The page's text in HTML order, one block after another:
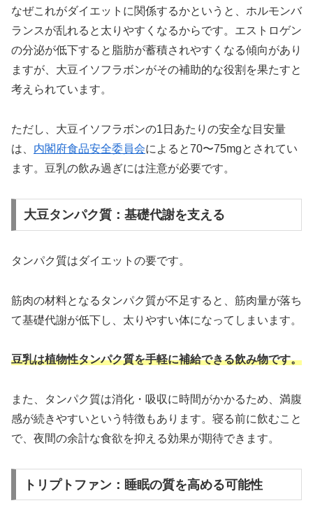
なぜこれがダイエットに関係するかというと、ホルモンバ
ランスが乱れると太りやすくなるからです。エストロゲン
の分泌が低下すると脂肪が蓄積されやすくなる傾向があり
ますが、大豆イソフラボンがその補助的な役割を果たすと
考えられています。
ただし、大豆イソフラボンの1日あたりの安全な目安量
は、 内閣府食品安全委員会によると70〜75mgとされてい
ます。豆乳の飲み過ぎには注意が必要です。
大豆タンパク質：基礎代謝を支える
タンパク質はダイエットの要です。
筋肉の材料となるタンパク質が不足すると、筋肉量が落ち
て基礎代謝が低下し、太りやすい体になってしまいます。
豆乳は植物性タンパク質を手軽に補給できる飲み物です。
また、タンパク質は消化・吸収に時間がかかるため、満腹
感が続きやすいという特徴もあります。寝る前に飲むこと
で、夜間の余計な食欲を抑える効果が期待できます。
トリプトファン：睡眠の質を高める可能性